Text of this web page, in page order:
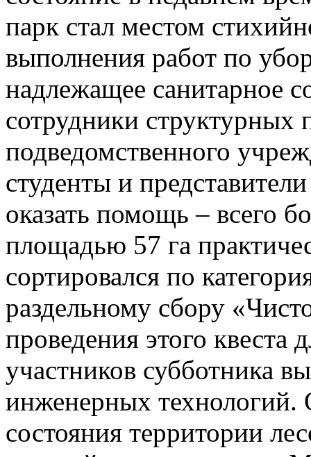
парк стал местом
выполнения работ по
надлежащее санитарное
сотрудники структурных
подведомственного
студенты и
оказать помощь – всего
площадью 57 га
сортировался по
раздельному сбору
проведения этого квеста
участников субботника
инженерных технологий.
состояния территории